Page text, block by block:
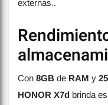
externas..
Con 8GB de RAM y
HONOR X7d brinda